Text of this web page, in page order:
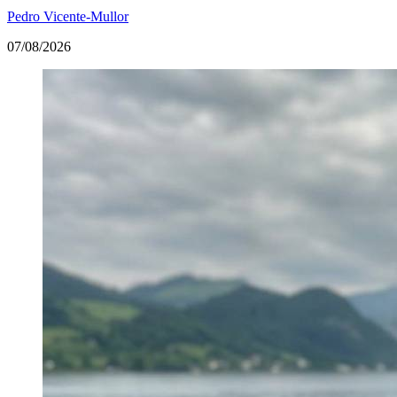
Pedro Vicente-Mullor
07/08/2026